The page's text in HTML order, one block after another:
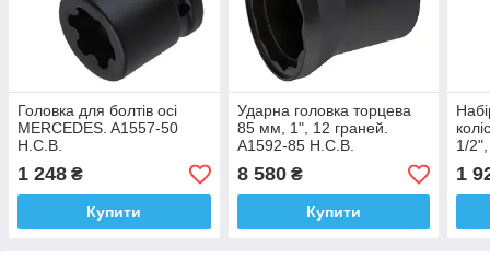
Головка для болтів осі
MERCEDES. A1557-50
H.C.B.
1 248 ₴
Купити
Ударна головка торцева
85 мм, 1", 12 граней.
A1592-85 H.C.B.
8 580₴
Купити
1/
1